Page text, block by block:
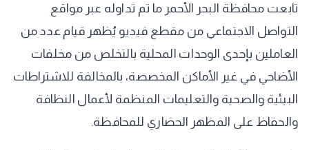
تابعت محافظة البحر الأحمر ما تم تداوله عبر مواقع
التواصل الاجتماعي من مقطع فيديو يُظهر قيام عدد من
العاملين بإحدى الوحدات المحلية بالتخلص من مخلفات
الأضاحي في غير الأماكن المخصصة، بالمخالفة للاشتراطات
البيئية والصحية والتعليمات المنظمة لأعمال النظافة
والحفاظ على المظهر الحضاري للمحافظة.